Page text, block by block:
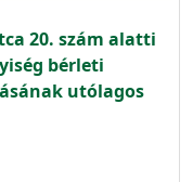
20. szám alatti
bérleti
utólagos